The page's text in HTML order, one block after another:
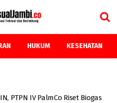
HUKUM KESEHATAN
PTPN IV PalmCo Riset Biogas